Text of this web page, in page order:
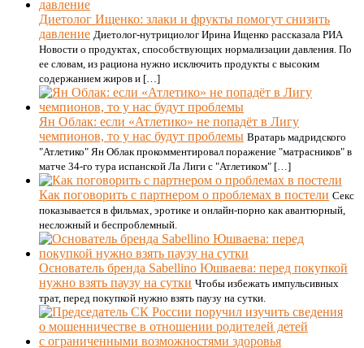
Диетолог Ищенко: злаки и фрукты помогут снизить
давление Диетолог-нутрициолог Ирина Ищенко рассказала РИА
Новости о продуктах, способствующих нормализации давления. По
ее словам, из рациона нужно исключить продукты с высоким
содержанием жиров и […]
Ян Облак: если «Атлетико» не попадёт в Лигу
чемпионов, то у нас будут проблемы Вратарь мадридского
"Атлетико" Ян Облак прокомментировал поражение "матрасников" в
матче 34-го тура испанской Ла Лиги с "Атлетиком" […]
Как поговорить с партнером о проблемах в постели Секс
показывается в фильмах, эротике и онлайн-порно как авантюрный,
несложный и беспроблемный.
Основатель бренда Sabellino Юшваева: перед покупкой
нужно взять паузу на сутки Чтобы избежать импульсивных
трат, перед покупкой нужно взять паузу на сутки.